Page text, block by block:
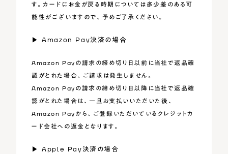
す。カードにお金が戻る時期については多少差のある可
能性がございますので、予めご了承ください。
▶︎ Amazon Pay決済の場合
Amazon Payの請求の締め切り日以前に当社で返品確
認がとれた場合、ご請求は発生しません。
Amazon Payの請求の締め切り日以降に当社で返品確
認がとれた場合は、一旦お支払いいただいた後、
Amazon Payから、ご登録いただいているクレジットカ
ード会社への返金となります。
▶︎ Apple Pay決済の場合